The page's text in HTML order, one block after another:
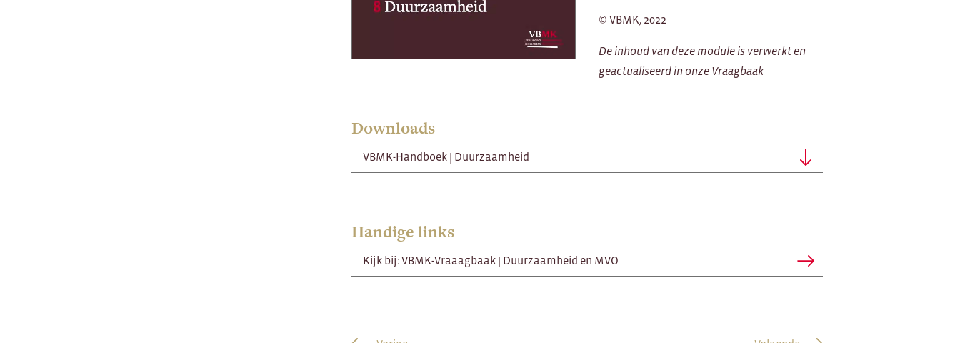
© VBMK, 2022
De inhoud van deze module is verwerkt en
geactualiseerd in onze Vraagbaak
Downloads
VBMK-Handboek | Duurzaamheid
Handige links
Kijk bij: VBMK-Vraaagbaak | Duurzaamheid en MVO